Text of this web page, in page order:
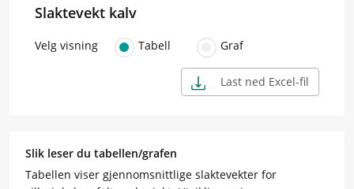
Slaktevekt kalv
Velg visning Tabell Graf
Last ned Excel-fil
Slik leser du tabellen/grafen
Tabellen viser gjennomsnittlige slaktevekter for